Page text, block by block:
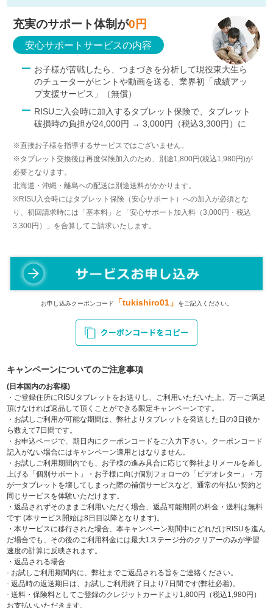
充実のサポート体制が0 円
安心サポートサービスの内容
お子様が苦戦したら、つまづきを分析して現役東大生ら
のチューターがヒントや動画を送る、業界初「成績アッ
プ支援サービス」（無償）
RISUご入会時に加入するタブレット保険で、タブレット
破損時の負担が24,000円 → 3,000円（税込3,300円）に
※直接お子様を指導するサービスではございません。
※タブレット交換後は再度保険加入のため、別途1,800円(税込1,980円)が
必要となります。
北海道・沖縄・離島への配送は別途送料がかかります。
※RISU入会時にはタブレット保険（安心サポート）への加入が必須とな
り、初回請求時には「基本料」と「安心サポート加入料（3,000円・税込
3,300円）」を合算してご請求いたします。
お申し込みクーポンコード 「tukishiro01」 をご記入ください。
キャンペーンについてのご注意事項
(日本国内のお客様)
・ご登録住所にRISUタブレットをお送りし、ご利用いただいた上、万一ご満足
頂けなければ返品して頂くことができる限定キャンペーンです。
・お試しご利用が可能な期間は、弊社よりタブレットを発送した日の3日後か
ら数えて7日間です。
・お申込ページで、期日内にクーポンコードをご入力下さい。クーポンコード
記入がない場合にはキャンペーン適用とはなりません。
・お試しご利用期間内でも、お子様の進み具合に応じて弊社よりメールを差し
上げる「個別サポート」・お子様に向け個別フォローの「ビデオレター」・万
が一タブレットを壊してしまった際の補償サービスなど、通常の年払い契約と
同じサービスを体験いただけます。
・返品されずそのままご利用いただく場合、返品可能期間の料金・送料は無料
です (本サービス開始は8日目以降となります)。
・本サービスに移行された場合、本キャンペーン期間中にどれだけRISUを進ん
だ場合でも、その後のご利用料金には最大1ステージ分のクリアーのみが学習
速度の計算に反映されます。
・返品される場合
- お試しご利用期間内に、弊社までご返品される旨をご連絡ください。
- 返品時の返送期日は、お試しご利用終了日より7日間です(弊社必着)。
- 送料・保険料としてご登録のクレジットカードより1,800円（税込1,980円）
お支払いいただきます。